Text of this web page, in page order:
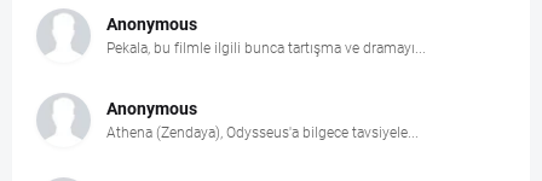
Anonymous
Pekala, bu filmle ilgili bunca tartışma ve dramayı...
Anonymous
Athena (Zendaya), Odysseus'a bilgece tavsiyele...